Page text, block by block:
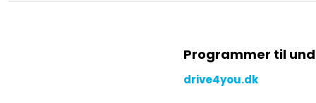
Programmer til
drive4you.dk